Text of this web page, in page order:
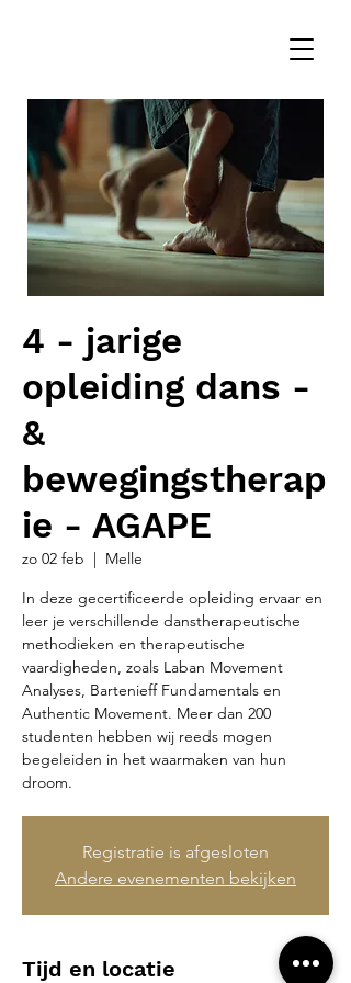
4 - jarige
opleiding dans -
&
bewegingstherap
ie - AGAPE
zo 02 feb
  |
Melle
In deze gecertificeerde opleiding ervaar en
leer je verschillende danstherapeutische
methodieken en therapeutische
vaardigheden, zoals Laban Movement
Analyses, Bartenieff Fundamentals en
Authentic Movement. Meer dan 200
studenten hebben wij reeds mogen
begeleiden in het waarmaken van hun
droom.
Registratie is afgesloten
Andere evenementen bekijken
Tijd en locatie